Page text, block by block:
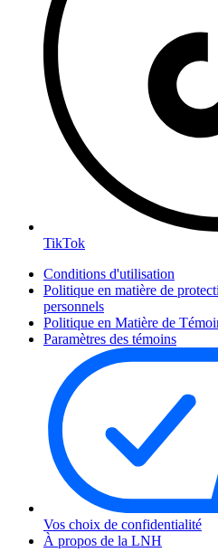
TikTok
Conditions d'utilisation
Politique en matière de
personnels
Politique en Matière de
Paramètres des témoins
Vos choix de confidentialité
À propos de la LNH